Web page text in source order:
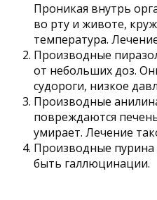
Проникая внутрь
во рту и животе,
температура.
Производные
от небольших доз.
судороги, низкое
Производные
повреждаются
умирает. Лечение
Производные пурина
быть галлюцинации.